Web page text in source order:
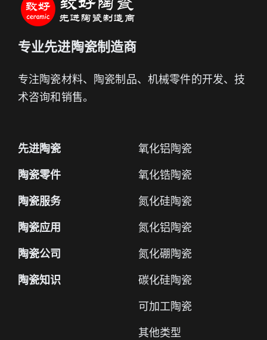
专业先进陶瓷制造商
专注陶瓷材料、陶瓷制品、机械零件的开发、技
术咨询和销售。
先进陶瓷
陶瓷零件
陶瓷服务
陶瓷应用
陶瓷公司
陶瓷知识
氧化铝陶瓷
氧化锆陶瓷
氮化硅陶瓷
氮化铝陶瓷
氮化硼陶瓷
碳化硅陶瓷
可加工陶瓷
其他类型